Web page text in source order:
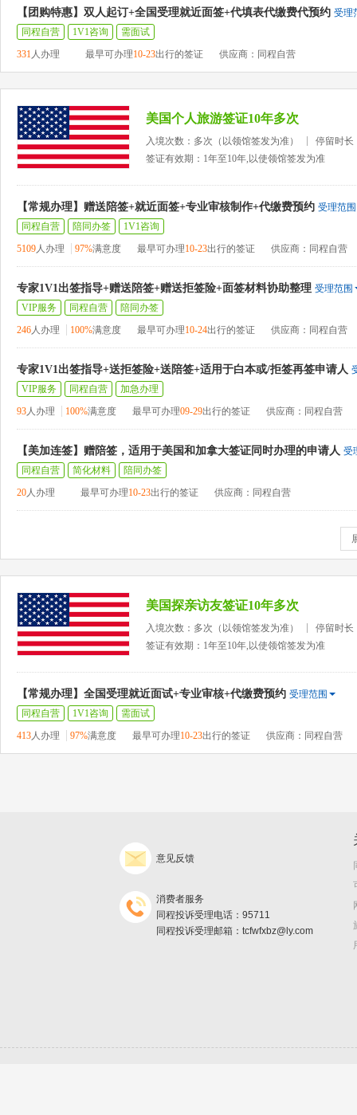
【团购特惠】双人起订+全国受理就近面签+代填表代缴费代预约 受理
同程自营
1V1咨询
需面试
331人办理 最早可办理10-23出行的签证 供应商：同程自营
美国个人旅游签证10年多次
入境次数：多次（以领馆签发为准）
停留时长
签证有效期：1年至10年,以使领馆签发为准
【常规办理】赠送陪签+就近面签+专业审核制作+代缴费预约 受理范围
同程自营
陪同办签
1V1咨询
5109人办理 97%满意度 最早可办理10-23出行的签证 供应商：同程自营
专家1V1出签指导+赠送陪签+赠送拒签险+面签材料协助整理 受理范围
VIP服务
同程自营
陪同办签
246人办理 100%满意度 最早可办理10-24出行的签证 供应商：同程自营
专家1V1出签指导+送拒签险+送陪签+适用于白本或/拒签再签申请人
VIP服务
同程自营
加急办理
93人办理 100%满意度 最早可办理09-29出行的签证 供应商：同程自营
【美加连签】赠陪签，适用于美国和加拿大签证同时办理的申请人 受
同程自营
简化材料
陪同办签
20人办理 最早可办理10-23出行的签证 供应商：同程自营
美国探亲访友签证10年多次
入境次数：多次（以领馆签发为准）
停留时长
签证有效期：1年至10年,以使领馆签发为准
【常规办理】全国受理就近面试+专业审核+代缴费预约 受理范围
同程自营
1V1咨询
需面试
413人办理 97%满意度 最早可办理10-23出行的签证 供应商：同程自营
意见反馈
消费者服务
同程投诉受理电话：95711
同程投诉受理邮箱：tcfwfxbz@ly.com